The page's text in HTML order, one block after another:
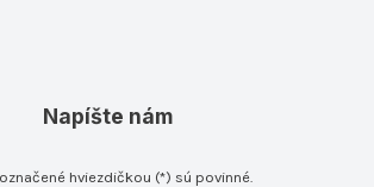
Napíšte nám
hviezdičkou (*) sú povinné.